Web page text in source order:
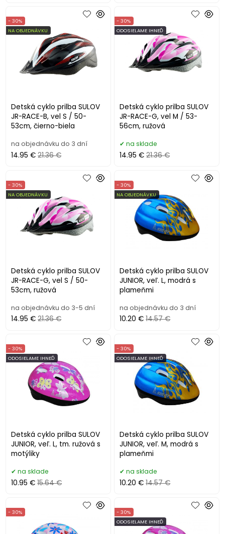
Detská cyklo prilba SULOV
JR-RACE-B, vel S / 50-
53cm, čierno-biela
- 30%
NA OBJEDNÁVKU
na objednávku do 3 dní
14.95 € 21.36 €
Detská cyklo prilba SULOV
JR-RACE-G, vel M / 53-
56cm, ružová
- 30%
ODOSIELAME IHNEĎ
na sklade
14.95 € 21.36 €
Detská cyklo prilba SULOV
JR-RACE-G, vel S / 50-
53cm, ružová
- 30%
NA OBJEDNÁVKU
na objednávku do 3-5 dní
14.95 € 21.36 €
Detská cyklo prilba SULOV
JUNIOR, veľ. L, modrá s
plameňmi
- 30%
NA OBJEDNÁVKU
na objednávku do 3 dní
10.20 € 14.57 €
Detská cyklo prilba SULOV
JUNIOR, veľ. L, tm. ružová s
motýliky
- 30%
ODOSIELAME IHNEĎ
na sklade
10.95 € 15.64 €
Detská cyklo prilba SULOV
JUNIOR, veľ. M, modrá s
plameňmi
- 30%
ODOSIELAME IHNEĎ
na sklade
10.20 € 14.57 €
- 30%
- 30%
ODOSIELAME IHNEĎ